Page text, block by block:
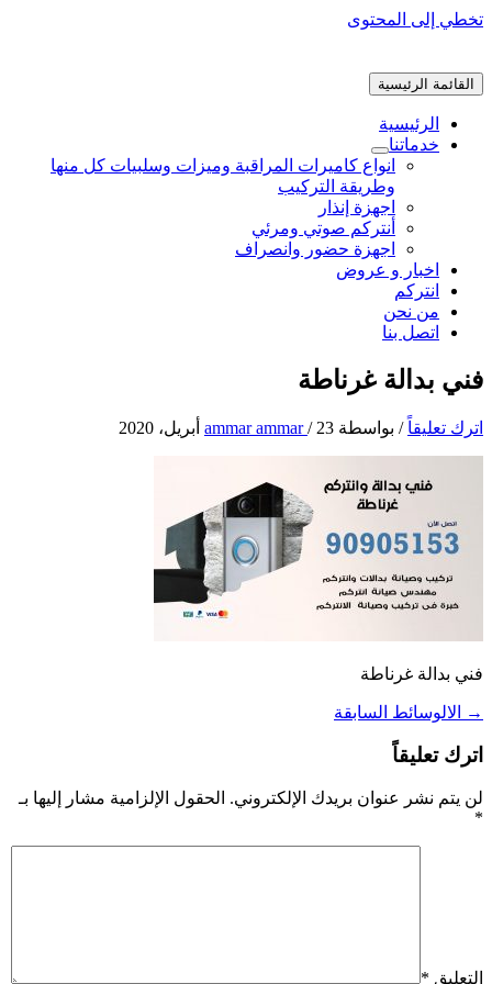
تخطي إلى المحتوى
القائمة الرئيسية
الرئيسية
خدماتنا
انواع كاميرات المراقبة وميزات وسلبيات كل منها
وطريقة التركيب
اجهزة إنذار
أنتركم صوتي ومرئي
اجهزة حضور وانصراف
اخبار و عروض
انتركم
من نحن
اتصل بنا
فني بدالة غرناطة
اترك تعليقاً / بواسطة ammar ammar/ 23 أبريل، 2020
فني بدالة غرناطة
→ الالوسائط السابقة
اترك تعليقاً
لن يتم نشر عنوان بريدك الإلكتروني. الحقول الإلزامية مشار إليها بـ
*
التعليق *